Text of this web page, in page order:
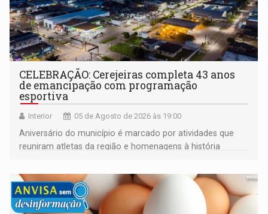
CELEBRAÇÃO: Cerejeiras completa 43 anos
de emancipação com programação
esportiva
Interior 05 de Agosto de 2026 às 19:00
Aniversário do município é marcado por atividades que
reuniram atletas da região e homenagens à história